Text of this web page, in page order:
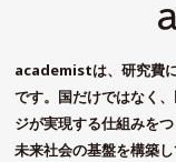
academistは、研究費
です。国だけではなく
ジが実現する仕組みを
未来社会の基盤を構築